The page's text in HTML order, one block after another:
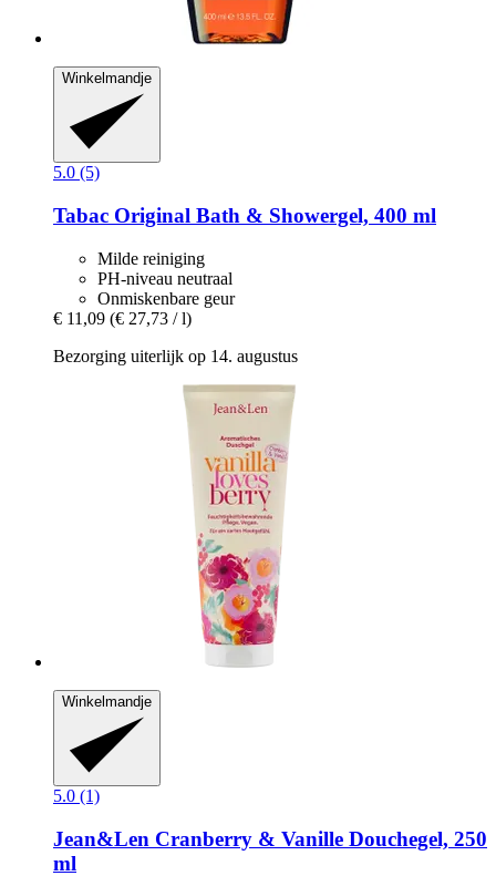
Winkelmandje
5.0 (5)
Tabac Original Bath & Showergel, 400 ml
Milde reiniging
PH-niveau neutraal
Onmiskenbare geur
€ 11,09 (€ 27,73 / l)
Bezorging uiterlijk op 14. augustus
Winkelmandje
5.0 (1)
Jean&Len Cranberry & Vanille Douchegel, 250
ml